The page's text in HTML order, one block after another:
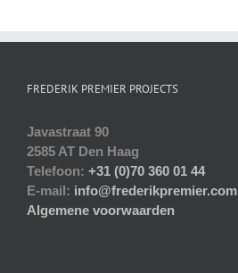
FREDERIK PREMIER PROJECTS
Javastraat 90
2585 AT Den Haag
Telefoon: +31 (0)70 360 01 44
E-mail: info@frederikpremier.com
Algemene voorwaarden